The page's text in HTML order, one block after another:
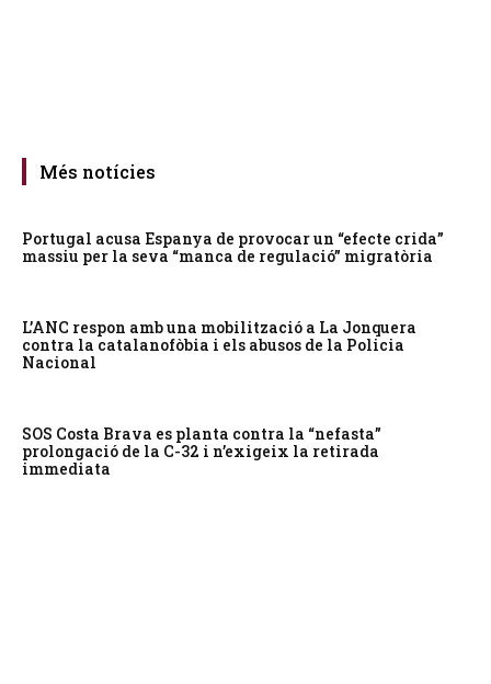
Més notícies
Portugal acusa Espanya de provocar un “efecte crida”
massiu per la seva “manca de regulació” migratòria
L’ANC respon amb una mobilització a La Jonquera
contra la catalanofòbia i els abusos de la Policia
Nacional
SOS Costa Brava es planta contra la “nefasta”
prolongació de la C-32 i n’exigeix la retirada
immediata